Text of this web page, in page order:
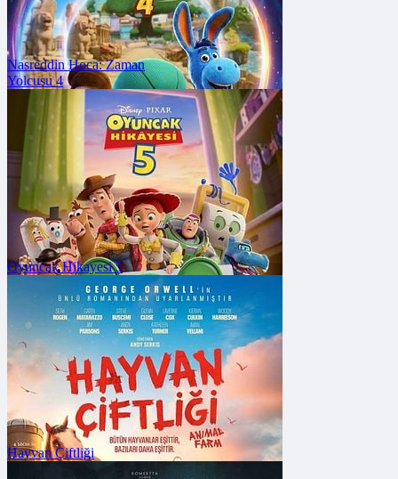
FRAGMANA GİT
Vizyon Tarihi: 7 Ağustos
FRAGMANA GİT
Vizyon Tarihi: 24
Temmuz 2026
Nasreddin Hoca: Zaman
Yolcusu 4
Oyuncak Hikayesi 5
Hayvan Çiftliği